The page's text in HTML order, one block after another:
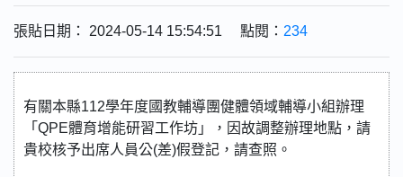
張貼日期： 2024-05-14 15:54:51 點閱： 234
有關本縣112學年度國教輔導團健體領域輔導小組辦理
「QPE體育增能研習工作坊」，因故調整辦理地點，請
貴校核予出席⼈員公(差)假登記，請查照。